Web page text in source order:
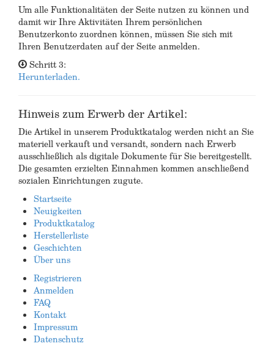
Um alle Funktionalitäten der Seite nutzen zu können und
damit wir Ihre Aktivitäten Ihrem persönlichen
Benutzerkonto zuordnen können, müssen Sie sich mit
Ihren Benutzerdaten auf der Seite anmelden.
Schritt 3:
Herunterladen.
Hinweis zum Erwerb der Artikel:
Die Artikel in unserem Produktkatalog werden nicht an Sie
materiell verkauft und versandt, sondern nach Erwerb
ausschließlich als digitale Dokumente für Sie bereitgestellt.
Die gesamten erzielten Einnahmen kommen anschließend
sozialen Einrichtungen zugute.
Startseite
Neuigkeiten
Produktkatalog
Herstellerliste
Geschichten
Über uns
Registrieren
Anmelden
FAQ
Kontakt
Impressum
Datenschutz